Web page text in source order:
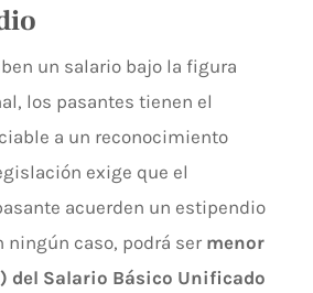
un salario bajo la figura
los pasantes tienen el
a un reconocimiento
exige que el
acuerden un estipendio
ningún caso, podrá ser menor
del Salario Básico Unificado